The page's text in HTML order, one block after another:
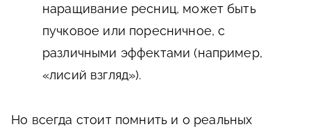
наращивание ресниц, может быть
пучковое или поресничное, с
различными эффектами (например,
«лисий взгляд»).
Но всегда стоит помнить и о реальных